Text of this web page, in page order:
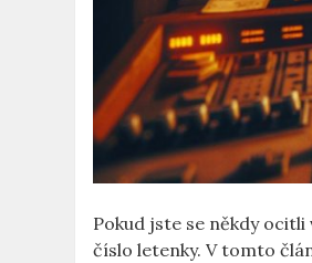
Pokud jste se někdy⁢
číslo letenky. V tomto